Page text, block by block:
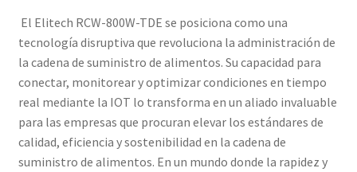
El Elitech RCW-800W-TDE se posiciona como una
tecnología disruptiva que revoluciona la administración de
la cadena de suministro de alimentos. Su capacidad para
conectar, monitorear y optimizar condiciones en tiempo
real mediante la IOT lo transforma en un aliado invaluable
para las empresas que procuran elevar los estándares de
calidad, eficiencia y sostenibilidad en la cadena de
suministro de alimentos. En un mundo donde la rapidez y